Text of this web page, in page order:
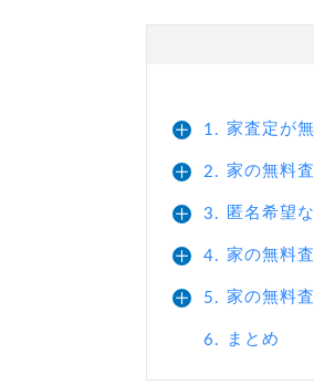
1. 家査定が
2. 家の無料
3. 匿名希望
4. 家の無料
5. 家の無料
6. まとめ